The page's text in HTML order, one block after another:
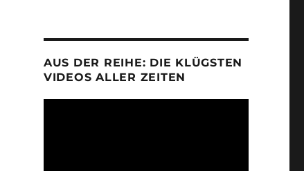
AUS DER REIHE: DIE KLÜGSTEN
VIDEOS ALLER ZEITEN